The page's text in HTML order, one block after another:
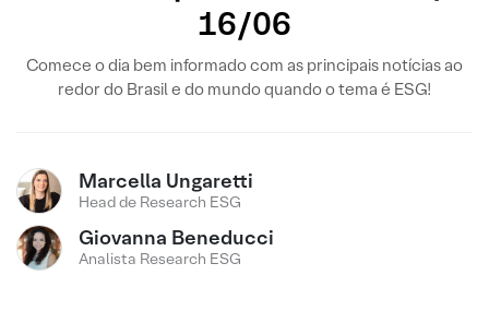
16/06
Comece o dia bem informado com as principais notícias ao
redor do Brasil e do mundo quando o tema é ESG!
Marcella Ungaretti
Head de Research ESG
Giovanna Beneducci
Analista Research ESG